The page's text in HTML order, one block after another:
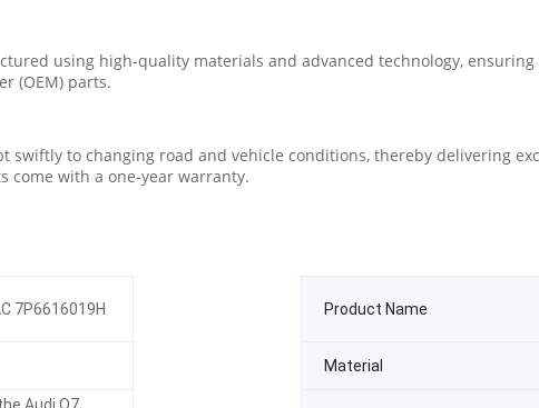
using high-quality materials and advanced technology,
(OEM) parts.
swiftly to changing road and vehicle conditions, thereby delivering
come with a one-year warranty.
7P6616019H Product Name
Material